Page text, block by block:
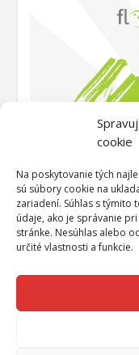
cookie
Na poskytovanie tých
sú súbory cookie na
zariadení. Súhlas s
údaje, ako je správanie
stránke. Nesúhlas alebo
určité vlastnosti a funkcie.